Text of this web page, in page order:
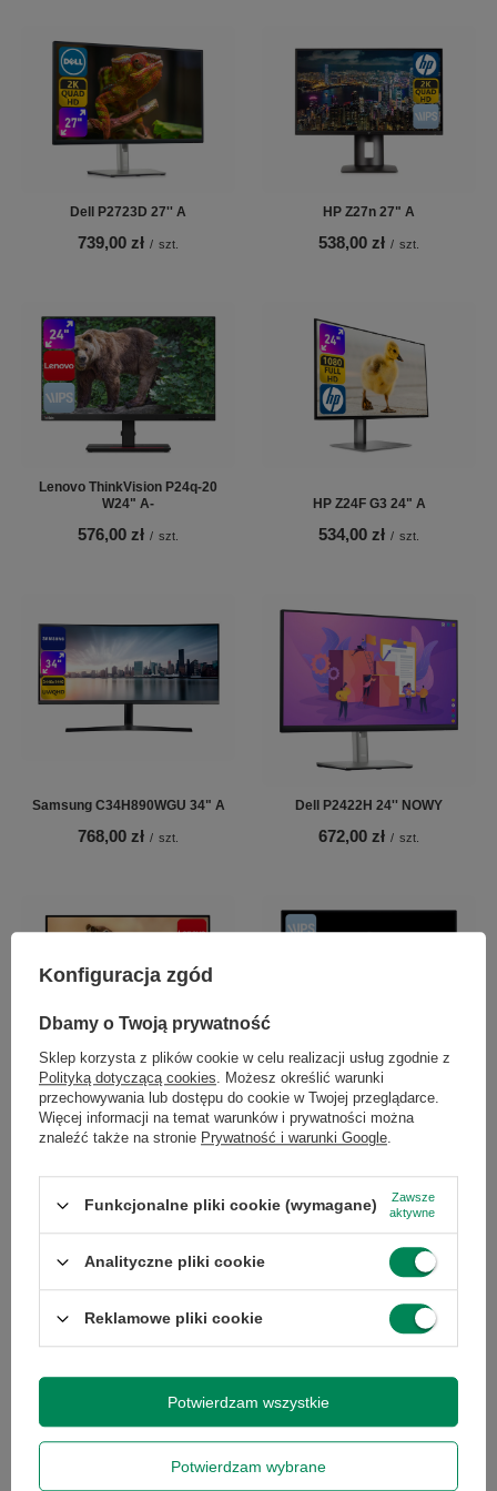
Dell P2723D 27'' A
739,00 zł / szt.
HP Z27n 27" A
538,00 zł / szt.
Lenovo ThinkVision P24q-20
W24" A-
576,00 zł / szt.
HP Z24F G3 24" A
534,00 zł / szt.
Samsung C34H890WGU 34" A
768,00 zł / szt.
Dell P2422H 24'' NOWY
672,00 zł / szt.
Lenovo ThinkVision T27q-20 27"
A
534,00 zł szt.
Dell Alienware AW2521HFL 25'' A
768,00 zł
Dell P2719H W27" A-
szt.
Dell P2422HE 24'' NOWY
720,00 zł
Konfiguracja zgód
Dbamy o Twoją prywatność
Sklep korzysta z plików cookie w celu realizacji usług zgodnie z
Polityką dotyczącą cookies. Możesz określić warunki
przechowywania lub dostępu do cookie w Twojej przeglądarce.
Więcej informacji na temat warunków i prywatności można
znaleźć także na stronie Prywatność i warunki Google.
Funkcjonalne pliki cookie (wymagane)
Zawsze
aktywne
Analityczne pliki cookie
Reklamowe pliki cookie
Potwierdzam wybrane
Potwierdzam wszystkie